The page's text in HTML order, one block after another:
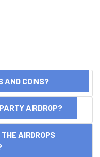
AND COINS?
AIRDROP?
AIRDROPS